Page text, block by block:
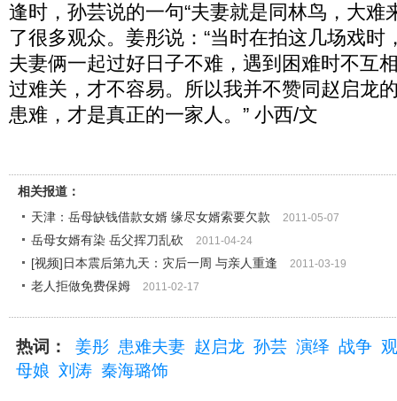
逢时，孙芸说的一句“夫妻就是同林鸟，大难
了很多观众。姜彤说：“当时在拍这几场戏时
夫妻俩一起过好日子不难，遇到困难时不互
过难关，才不容易。所以我并不赞同赵启龙
患难，才是真正的一家人。” 小西/文
相关报道：
天津：岳母缺钱借款女婿 缘尽女婿索要欠款
2011-05-07
岳母女婿有染 岳父挥刀乱砍 2011-04-24
[视频]日本震后第九天：灾后一周 与亲人重逢 2011-03-19
老人拒做免费保姆 2011-02-17
热词： 姜彤 患难夫妻 赵启龙 孙芸 演绎 战争
母娘 刘涛 秦海璐饰